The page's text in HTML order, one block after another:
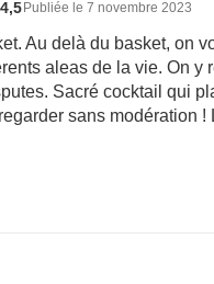
4,5Publiée le 7 novembre 2023
Au delà du basket, on
aleas de la vie. On y
Sacré cocktail qui
sans modération